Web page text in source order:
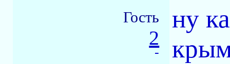
Гость
2
-
ну